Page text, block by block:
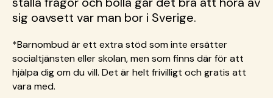
sig oavsett var man bor i Sverige.
*Barnombud är ett extra stöd som inte ersätter
socialtjänsten eller skolan, men som finns där för att
hjälpa dig om du vill. Det är helt frivilligt och gratis att
vara med.